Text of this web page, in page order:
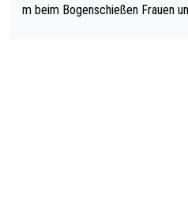
m beim Bogenschießen Frauen